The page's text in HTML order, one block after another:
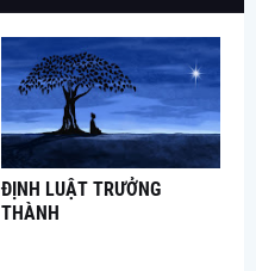
ĐỊNH LUẬT TRƯỞNG
THÀNH